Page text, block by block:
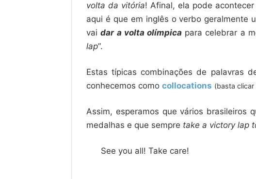
volta da vitória! Afinal, ela pode
aqui é que em inglês o verbo geralmente
vaidar a volta olímpica para celebrar a
lap“.
Estas típicas combinações de palavras
conhecemos como collocations (basta
Assim, esperamos que vários brasileiros
medalhas e que sempre take a victory lap
See you all! Take care!